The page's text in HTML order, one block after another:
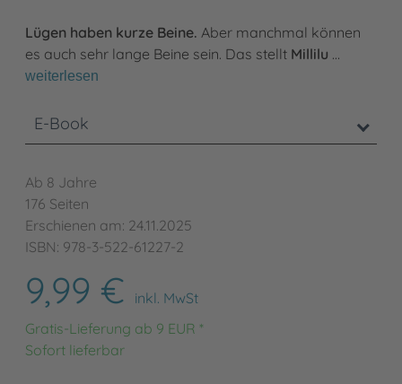
Lügen haben kurze Beine. Aber manchmal können
es auch sehr lange Beine sein. Das stellt Millilu …
weiterlesen
E-Book
Ab 8 Jahre
176 Seiten
Erschienen am: 24.11.2025
ISBN: 978-3-522-61227-2
9,99 €
inkl. MwSt
Gratis-Lieferung ab 9 EUR *
Sofort lieferbar